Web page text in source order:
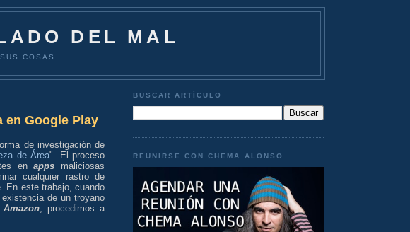
DEL MAL
COSAS.
en Google Play
de investigación de
de Área". El proceso
enapps maliciosas
cualquier rastro de
En este trabajo, cuando
existencia de un troyano
Amazon, procedimos a
BUSCAR ARTÍCULO
REUNIRSE CON CHEMA ALONSO